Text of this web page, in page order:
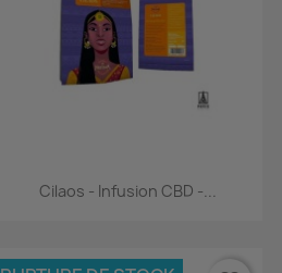
Aperçu rapide
Cilaos - Infusion CBD -...